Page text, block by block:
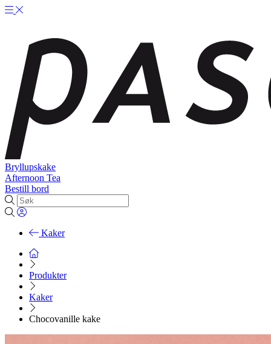
Bryllupskake
Afternoon Tea
Bestill bord
Kaker
Produkter
Kaker
Chocovanille kake